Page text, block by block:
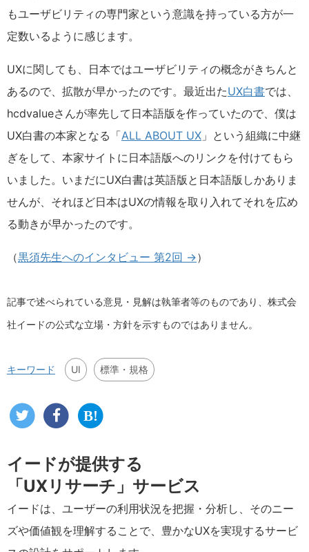
もユーザビリティの専門家という意識を持っている方が一
定数いるように感じます。
UXに関しても、日本ではユーザビリティの概念がきちんと
あるので、拡散が早かったのです。最近出たUX白書では、
hcdvalueさんが率先して日本語版を作っていたので、僕は
UX白書の本家となる「ALL ABOUT UX 」という組織に中継
ぎをして、本家サイトに日本語版へのリンクを付けてもら
いました。いまだにUX白書は英語版と日本語版しかありま
せんが、それほど日本はUXの情報を取り入れてそれを広め
る動きが早かったのです。
（黒須先生へのインタビュー 第2回 →）
記事で述べられている意見・見解は執筆者等のものであり、株式会
社イードの公式な立場・方針を示すものではありません。
キーワード UI 標準・規格
イードが提供する
「UXリサーチ」サービス
イードは、ユーザーの利用状況を把握・分析し、そのニー
ズや価値観を理解することで、豊かなUXを実現するサービ